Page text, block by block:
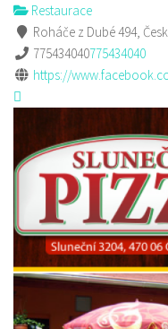
Restaurace
Roháče z Dubé 494,
775434040775434040
https://